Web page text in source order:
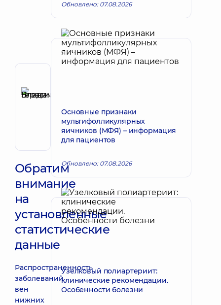
Владимировна
Хирург
сосудистый
Обратим
внимание
на
установленные
статистические
данные
Распространенность
заболеваний
вен
нижних
Обновлено: 07.08.2026
Основные признаки
мультифолликулярных
яичников (МФЯ) – информация
для пациентов
Обновлено: 07.08.2026
Узелковый полиартериит:
клинические рекомендации.
Особенности болезни